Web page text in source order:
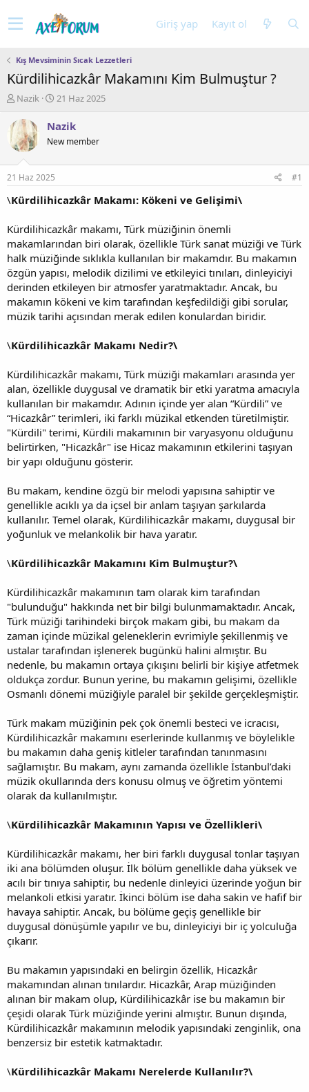
Giriş yap Kayıt ol
Kış Mevsiminin Sıcak Lezzetleri
Kürdilihicazkâr Makamını Kim Bulmuştur ?
K
n
u
y
b
a
ş
t
a
n
Nazik
B
ş
a
ç
r
i
h
i
21 Haz 2025
Nazik
New member
21 Haz 2025 #1
\Kürdilihicazkâr Makamı: Kökeni ve Gelişimi\
Kürdilihicazkâr makamı, Türk müziğinin önemli
makamlarından biri olarak, özellikle Türk sanat müziği ve Türk
halk müziğinde sıklıkla kullanılan bir makamdır. Bu makamın
özgün yapısı, melodik dizilimi ve etkileyici tınıları, dinleyiciyi
derinden etkileyen bir atmosfer yaratmaktadır. Ancak, bu
makamın kökeni ve kim tarafından keşfedildiği gibi sorular,
müzik tarihi açısından merak edilen konulardan biridir.
\Kürdilihicazkâr Makamı Nedir?\
Kürdilihicazkâr makamı, Türk müziği makamları arasında yer
alan, özellikle duygusal ve dramatik bir etki yaratma amacıyla
kullanılan bir makamdır. Adının içinde yer alan “Kürdili” ve
“Hicazkâr” terimleri, iki farklı müzikal etkenden türetilmiştir.
"Kürdili" terimi, Kürdili makamının bir varyasyonu olduğunu
belirtirken, "Hicazkâr" ise Hicaz makamının etkilerini taşıyan
bir yapı olduğunu gösterir.
Bu makam, kendine özgü bir melodi yapısına sahiptir ve
genellikle acıklı ya da içsel bir anlam taşıyan şarkılarda
kullanılır. Temel olarak, Kürdilihicazkâr makamı, duygusal bir
yoğunluk ve melankolik bir hava yaratır.
\Kürdilihicazkâr Makamını Kim Bulmuştur?\
Kürdilihicazkâr makamının tam olarak kim tarafından
"bulunduğu" hakkında net bir bilgi bulunmamaktadır. Ancak,
Türk müziği tarihindeki birçok makam gibi, bu makam da
zaman içinde müzikal geleneklerin evrimiyle şekillenmiş ve
ustalar tarafından işlenerek bugünkü halini almıştır. Bu
nedenle, bu makamın ortaya çıkışını belirli bir kişiye atfetmek
oldukça zordur. Bunun yerine, bu makamın gelişimi, özellikle
Osmanlı dönemi müziğiyle paralel bir şekilde gerçekleşmiştir.
Türk makam müziğinin pek çok önemli besteci ve icracısı,
Kürdilihicazkâr makamını eserlerinde kullanmış ve böylelikle
bu makamın daha geniş kitleler tarafından tanınmasını
sağlamıştır. Bu makam, aynı zamanda özellikle İstanbul’daki
müzik okullarında ders konusu olmuş ve öğretim yöntemi
olarak da kullanılmıştır.
\Kürdilihicazkâr Makamının Yapısı ve Özellikleri\
Kürdilihicazkâr makamı, her biri farklı duygusal tonlar taşıyan
iki ana bölümden oluşur. İlk bölüm genellikle daha yüksek ve
acılı bir tınıya sahiptir, bu nedenle dinleyici üzerinde yoğun bir
melankoli etkisi yaratır. İkinci bölüm ise daha sakin ve hafif bir
havaya sahiptir. Ancak, bu bölüme geçiş genellikle bir
duygusal dönüşümle yapılır ve bu, dinleyiciyi bir iç yolculuğa
çıkarır.
Bu makamın yapısındaki en belirgin özellik, Hicazkâr
makamından alınan tınılardır. Hicazkâr, Arap müziğinden
alınan bir makam olup, Kürdilihicazkâr ise bu makamın bir
çeşidi olarak Türk müziğinde yerini almıştır. Bunun dışında,
Kürdilihicazkâr makamının melodik yapısındaki zenginlik, ona
benzersiz bir estetik katmaktadır.
\Kürdilihicazkâr Makamı Nerelerde Kullanılır?\